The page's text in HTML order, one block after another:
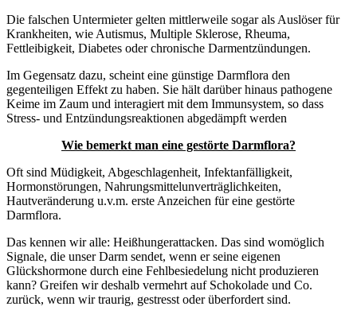
Die falschen Untermieter gelten mittlerweile sogar als Auslöser für
Krankheiten, wie Autismus, Multiple Sklerose, Rheuma,
Fettleibigkeit, Diabetes oder chronische Darmentzündungen.
Im Gegensatz dazu, scheint eine günstige Darmflora den
gegenteiligen Effekt zu haben. Sie hält darüber hinaus pathogene
Keime im Zaum und interagiert mit dem Immunsystem, so dass
Stress- und Entzündungsreaktionen abgedämpft werden
Wie bemerkt man eine gestörte Darmflora?
Oft sind Müdigkeit, Abgeschlagenheit, Infektanfälligkeit,
Hormonstörungen, Nahrungsmittelunverträglichkeiten,
Hautveränderung u.v.m. erste Anzeichen für eine gestörte
Darmflora.
Das kennen wir alle: Heißhungerattacken. Das sind womöglich
Signale, die unser Darm sendet, wenn er seine eigenen
Glückshormone durch eine Fehlbesiedelung nicht produzieren
kann? Greifen wir deshalb vermehrt auf Schokolade und Co.
zurück, wenn wir traurig, gestresst oder überfordert sind.